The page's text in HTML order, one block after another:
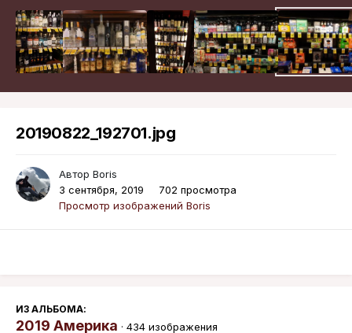
20190822_192701.jpg
Автор Boris
3 сентября, 2019
702 просмотра
Просмотр изображений Boris
ИЗ АЛЬБОМА:
2019 Америка · 434 изображения